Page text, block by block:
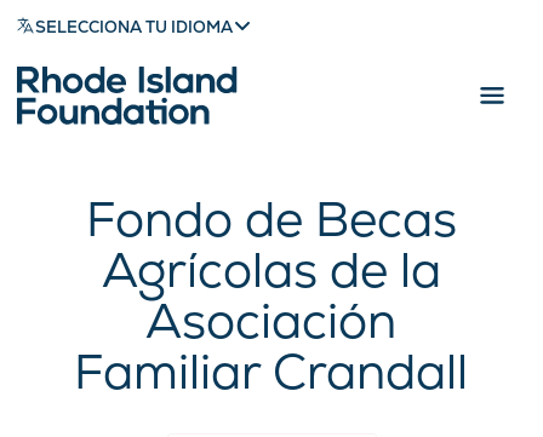
SELECCIONA TU IDIOMA
Fondo de Becas
Agrícolas de la
Asociación
Familiar Crandall